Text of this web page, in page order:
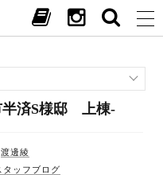
済S様邸 上棟-
渡邊綾
タッフブログ